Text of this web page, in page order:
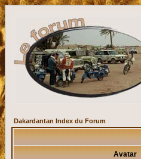
Dakardantan Index du Forum
Avatar